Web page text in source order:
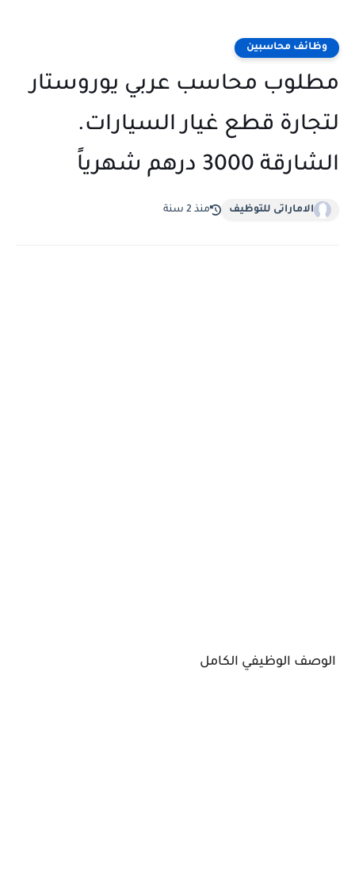
وظائف محاسبين
مطلوب محاسب عربي يوروستار
لتجارة قطع غيار السيارات.
الشارقة 3000 درهم شهرياً
الاماراتى للتوظيف منذ 2 سنة
الوصف الوظيفي الكامل